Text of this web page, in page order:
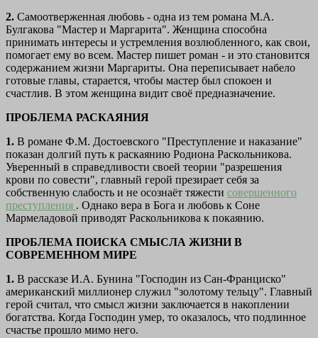
2. Самоотверженная любовь - одна из тем романа М.А.
Булгакова "Мастер и Маргарита". Женщина способна
принимать интересы и устремления возлюбленного, как свои,
помогает ему во всем. Мастер пишет роман - и это становится
содержанием жизни Маргариты. Она переписывает набело
готовые главы, старается, чтобы мастер был спокоен и
счастлив. В этом женщина видит своё предназначение.
ПРОБЛЕМА РАСКАЯНИЯ
1. В романе Ф.М. Достоевского "Преступление и наказание"
показан долгий путь к раскаянию Родиона Раскольникова.
Уверенный в справедливости своей теории "разрешения
крови по совести", главный герой презирает себя за
собственную слабость и не осознаёт тяжести совершенного
преступления . Однако вера в Бога и любовь к Соне
Мармеладовой приводят Раскольникова к покаянию.
ПРОБЛЕМА ПОИСКА СМЫСЛА ЖИЗНИ В
СОВРЕМЕННОМ МИРЕ
1. В рассказе И.А. Бунина "Господин из Сан-Франциско"
американский миллионер служил "золотому тельцу". Главный
герой считал, что смысл жизни заключается в накоплении
богатства. Когда Господин умер, то оказалось, что подлинное
счастье прошло мимо него.